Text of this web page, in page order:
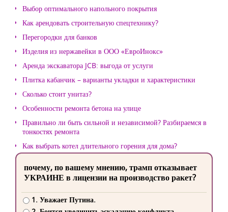
Выбор оптимального напольного покрытия
Как арендовать строительную спецтехнику?
Перегородки для банков
Изделия из нержавейки в ООО «ЕвроИнокс»
Аренда экскаватора JCB: выгода от услуги
Плитка кабанчик – варианты укладки и характеристики
Сколько стоит унитаз?
Особенности ремонта бетона на улице
Правильно ли быть сильной и независимой? Разбираемся в
тонкостях ремонта
Как выбрать котел длительного горения для дома?
почему, по вашему мнению, трамп отказывает
УКРАИНЕ в лицензии на производство ракет?
1. Уважает Путина.